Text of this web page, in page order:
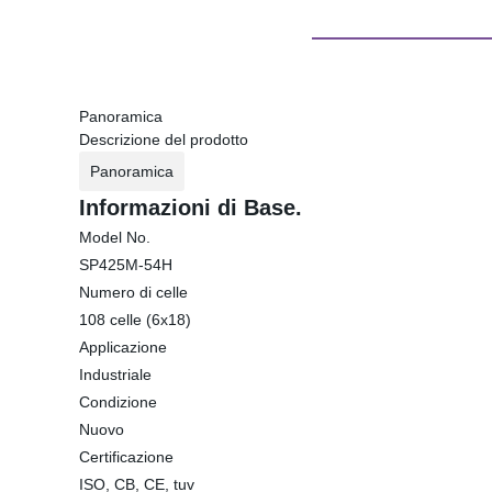
Panoramica
Descrizione del prodotto
Panoramica
Informazioni di Base.
Model No.
SP425M-54H
Numero di celle
108 celle (6x18)
Applicazione
Industriale
Condizione
Nuovo
Certificazione
ISO, CB, CE, tuv